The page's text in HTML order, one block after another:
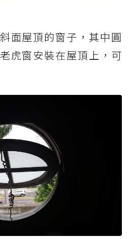
面屋頂的窗子，其中圓
虎窗安裝在屋頂上，可